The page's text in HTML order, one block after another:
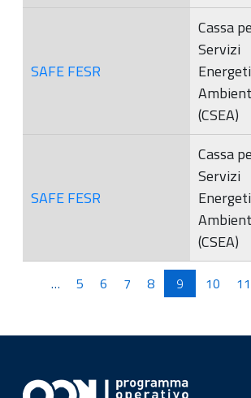
SAFE FESR
Cassa
Servizi
(CSEA)
SAFE FESR
Cassa
Servizi
(CSEA)
… 5 6 7 8 9 10 11